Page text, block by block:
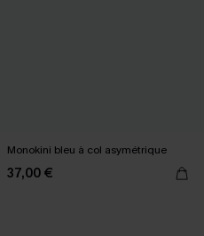
Monokini bleu à col asymétrique
37,00 €